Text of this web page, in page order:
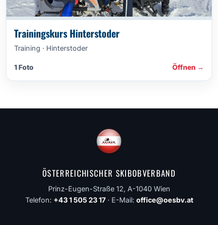
Trainingskurs Hinterstoder
Training · Hinterstoder
1 Foto Öffnen →
ÖSTERREICHISCHER SKIBOBVERBAND
Prinz-Eugen-Straße 12, A-1040 Wien
Telefon: +43 1 505 23 17· E-Mail: office@oesbv.at